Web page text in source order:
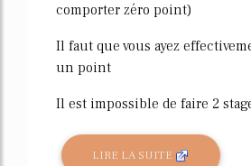
comporter zéro point)
Il faut que vous ayez
un point
Il est impossible de faire 2
LIRE LA SUITE